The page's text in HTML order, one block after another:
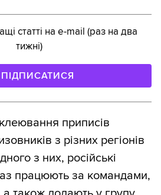
статті на e-mail (раз на два
тижні)
ПІДПИСАТИСЯ
приписів
з різних регіонів
з них, російські
працюють за командами,